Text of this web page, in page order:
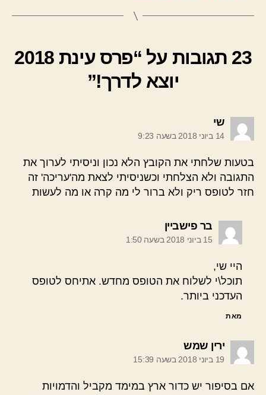
23 תגובות על “פרס עינת 2018
יוצא לדרך!”
שי
14 ביוני 2018 בשעה 9:23
בטעות שלחתי את הקובץ הלא נכון וניסיתי לערוך את
התגובה ולא הצלחתי וכשניסיתי לצאת מה'עריכה' זה
חזר לטופס ריק ולא ברור לי מה קרה או מה לעשות
בר פישביין
15 ביוני 2018 בשעה 1:50
היי שי,
תוכל\י לשלוח את הטופס מחדש. אתיחס לטופס
העדכני ביותר.
מאת
ירין שמשאומר:
19 ביוני 2018 בשעה 15:39
אם בסיפור יש כדור ארץ במימד מקביל והדמויות